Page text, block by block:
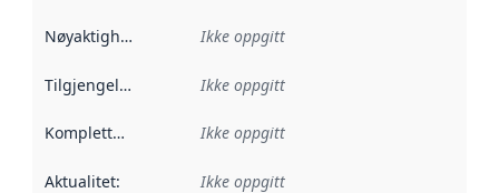
Nøyaktighet Ikke oppgitt
Tilgjengelighet Ikke oppgitt
Kompletthet Ikke oppgitt
Aktualitet: Ikke oppgitt